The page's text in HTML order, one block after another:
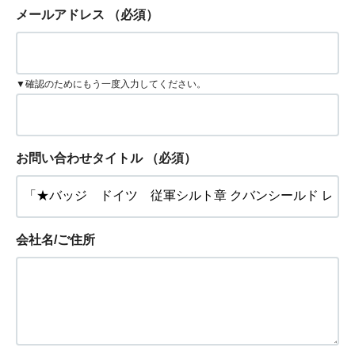
メールアドレス （必須）
▼確認のためにもう一度入力してください。
お問い合わせタイトル （必須）
会社名/ご住所